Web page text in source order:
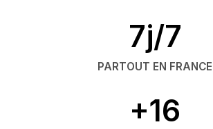
7j/7
PARTOUT EN FRANCE
+16